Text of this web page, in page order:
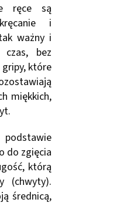
ręce są
i
ważny i
bez
które
miękkich,
do zgięcia
którą
(chwyty).
średnicą,